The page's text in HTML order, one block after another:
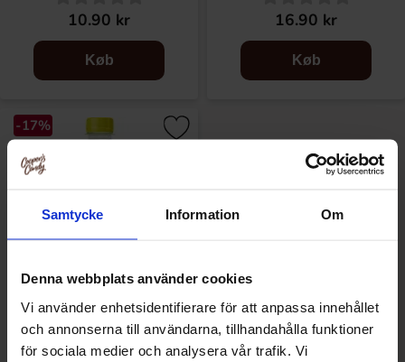
Samtycke Information Om
Denna webbplats använder cookies
Vi använder enhetsidentifierare för att anpassa innehållet
och annonserna till användarna, tillhandahålla funktioner
för sociala medier och analysera vår trafik. Vi
endelig når frem til kilden ved Loka Brunn, er det rent og
I over 300 år har Loka Brunn været en af Sveriges mest
mødes, drikke kildevand, nyde og slappe af. Storhedstiden
begyndte i 1761, da kong Adolf Fredrik kom til Loka med
sin familie for at kurere sin stædige migræne. Kongen blev
var migrænen helbredt, da kongen skulle rejse hjem to
uger senere.
10.90 kr
Køb
16.90 kr
Køb
-17%
Loka Crush Kaktus Lime 50cl